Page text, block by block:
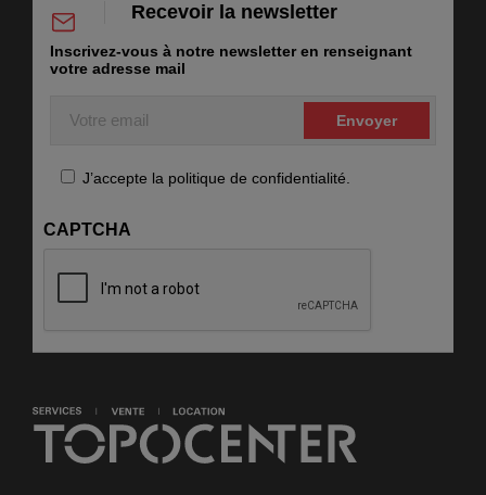
Recevoir la newsletter
Inscrivez-vous à notre newsletter en renseignant
votre adresse mail
Votre
email
CAPTCHA
RGPDJ’accepte la politique de confidentialité.